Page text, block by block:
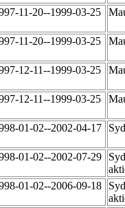
11-20--1999-03-25
11-20--1999-03-25
12-11--1999-03-25
12-11--1999-03-25
01-02--2002-04-17
01-02--2002-07-29
01-02--2006-09-18